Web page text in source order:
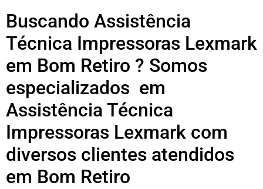
Buscando Assistência
Técnica Impressoras Lexmark
em Bom Retiro ? Somos
especializados em
Assistência Técnica
Impressoras Lexmark com
diversos clientes atendidos
em Bom Retiro